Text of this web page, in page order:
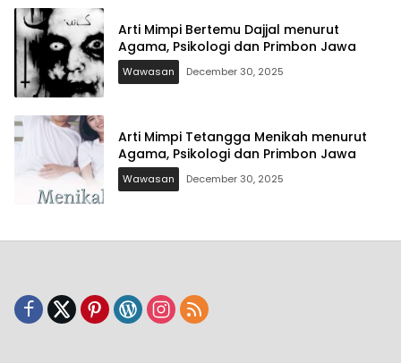
Arti Mimpi Bertemu Dajjal menurut
Agama, Psikologi dan Primbon Jawa
Wawasan December 30, 2025
Arti Mimpi Tetangga Menikah menurut
Agama, Psikologi dan Primbon Jawa
Wawasan December 30, 2025